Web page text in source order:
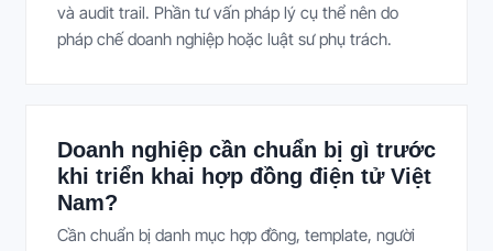
và audit trail. Phần tư vấn pháp lý cụ thể nên do
pháp chế doanh nghiệp hoặc luật sư phụ trách.
Doanh nghiệp cần chuẩn bị gì trước
khi triển khai hợp đồng điện tử Việt
Nam?
Cần chuẩn bị danh mục hợp đồng, template, người